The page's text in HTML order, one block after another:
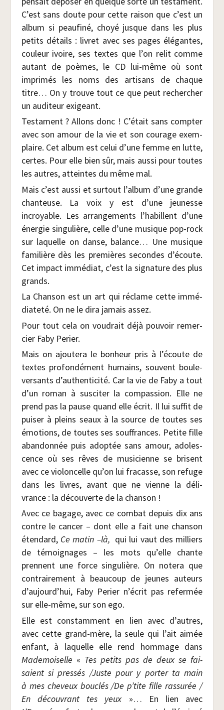
C’est sans doute pour cette rai­son que c’est un
album si peau­fi­né, choyé jusque dans les plus
petits détails : livret avec ses pages élé­gantes,
cou­leur ivoire, ses textes que l’on relit comme
autant de poèmes, le CD lui-même où sont
impri­més les noms des arti­sans de chaque
titre… On y trouve tout ce que peut recher­cher
un audi­teur exigeant.
Tes­ta­ment ? Allons donc ! C’était sans comp­ter
avec son amour de la vie et son cou­rage exem­
plaire. Cet album est celui d’une femme en lutte,
certes. Pour elle bien sûr, mais aus­si pour toutes
les autres, atteintes du même mal.
Mais c’est aus­si et sur­tout l’album d’une grande
chan­teuse. La voix y est d’une jeu­nesse
incroyable. Les arran­ge­ments l’habillent d’une
éner­gie sin­gu­lière, celle d’une musique pop-rock
sur laquelle on danse, balance… Une musique
fami­lière dès les pre­mières secondes d’écoute.
Cet impact immé­diat, c’est la signa­ture des plus
grands.
La Chan­son est un art qui réclame cette immé­
dia­te­té. On ne le dira jamais assez.
Pour tout cela on vou­drait déjà pou­voir remer­
cier Faby Perier.
Mais on ajou­te­ra le bon­heur pris à l’écoute de
textes pro­fon­dé­ment humains, sou­vent bou­le­
ver­sants d’authenticité. Car la vie de Faby a tout
d’un roman à sus­ci­ter la com­pas­sion. Elle ne
prend pas la pause quand elle écrit. Il lui suf­fit de
pui­ser à pleins seaux à la source de toutes ses
émo­tions, de toutes ses souf­frances. Petite fille
aban­don­née puis adop­tée sans amour, ado­les­
cence où ses rêves de musi­cienne se brisent
avec ce vio­lon­celle qu’on lui fra­casse, son refuge
dans les livres, avant que ne vienne la déli­
vrance : la décou­verte de la chanson !
Avec ce bagage, avec ce com­bat depuis dix ans
contre le can­cer – dont elle a fait une chan­son
éten­dard, Ce matin –là, qui lui vaut des mil­liers
de témoi­gnages – les mots qu’elle chante
prennent une force sin­gu­lière. On note­ra que
contrai­re­ment à beau­coup de jeunes auteurs
d’aujourd’hui, Faby Per­ier n’écrit pas refer­mée
sur elle-même, sur son ego.
Elle est constam­ment en lien avec d’autres,
avec cette grand-mère, la seule qui l’ait aimée
enfant, à laquelle elle rend hom­mage dans
Made­moi­selle « Tes petits pas de deux se fai­
saient si pres­sés /​Juste pour y por­ter ta main
à mes che­veux bou­clés /​De p’tite fille ras­su­rée /​
En décou­vrant tes yeux »… En lien avec